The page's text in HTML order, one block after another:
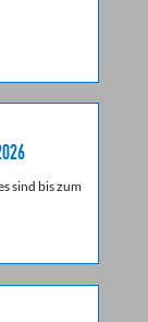
sind bis zum